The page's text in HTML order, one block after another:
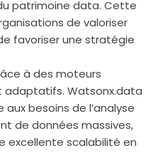
patrimoine data. Cette
de valoriser
favoriser une stratégie
à des moteurs
adaptatifs. Watsonx.data
besoins de l’analyse
de données massives,
excellente scalabilité en